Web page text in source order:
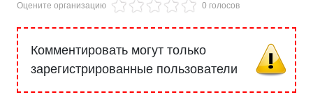
Оцените организацию 0 голосов
Комментировать могут только
зарегистрированные пользователи